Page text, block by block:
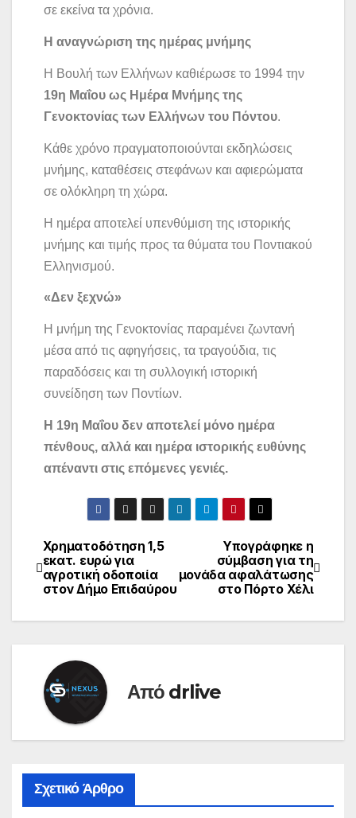
σε εκείνα τα χρόνια.
Η αναγνώριση της ημέρας μνήμης
Η Βουλή των Ελλήνων καθιέρωσε το 1994 την
19η Μαΐου ως Ημέρα Μνήμης της
Γενοκτονίας των Ελλήνων του Πόντου.
Κάθε χρόνο πραγματοποιούνται εκδηλώσεις
μνήμης, καταθέσεις στεφάνων και αφιερώματα
σε ολόκληρη τη χώρα.
Η ημέρα αποτελεί υπενθύμιση της ιστορικής
μνήμης και τιμής προς τα θύματα του Ποντιακού
Ελληνισμού.
«Δεν ξεχνώ»
Η μνήμη της Γενοκτονίας παραμένει ζωντανή
μέσα από τις αφηγήσεις, τα τραγούδια, τις
παραδόσεις και τη συλλογική ιστορική
συνείδηση των Ποντίων.
Η 19η Μαΐου δεν αποτελεί μόνο ημέρα
πένθους, αλλά και ημέρα ιστορικής ευθύνης
απέναντι στις επόμενες γενιές.
Υπογράφηκε η
σύμβαση για τη
μονάδα αφαλάτωσης
στο Πόρτο Χέλι
Χρηματοδότηση 1,5
εκατ. ευρώ για
αγροτική οδοποιία
στον Δήμο Επιδαύρου
Από drlive
Σχετικό Άρθρο